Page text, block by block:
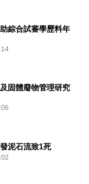
綜合試審學歷料年
固體廢物管理研究
泥石流致1死